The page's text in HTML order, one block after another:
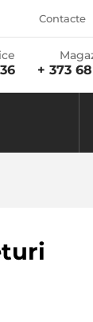
Contacte
+ 373